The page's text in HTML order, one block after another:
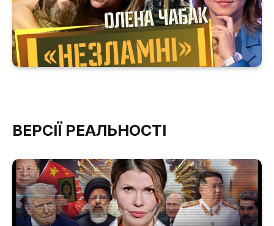
ВЕРСІЇ РЕАЛЬНОСТІ